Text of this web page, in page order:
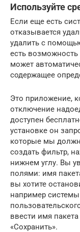
Используйте
Если еще есть
отказывается
удалить с
есть
может
содержащее
Это приложение,
отключение
доступен
установке он
которые мы
создать фильтр,
нижнем углу. Вы
полями: имя
вы хотите
например
ввести имя
«Сохранить».